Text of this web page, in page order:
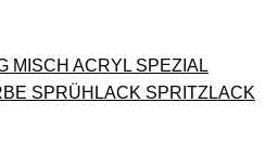
MISCH ACRYL SPEZIAL
SPRÜHLACK SPRITZLACK